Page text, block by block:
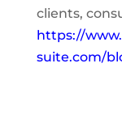
clients,
https://
suite.com/